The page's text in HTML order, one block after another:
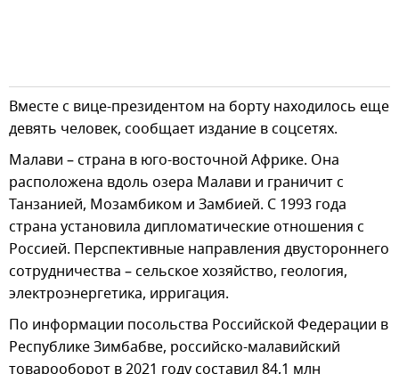
Вместе с вице-президентом на борту находилось еще
девять человек, сообщает издание в соцсетях.
Малави – страна в юго-восточной Африке. Она
расположена вдоль озера Малави и граничит с
Танзанией, Мозамбиком и Замбией. С 1993 года
страна установила дипломатические отношения с
Россией. Перспективные направления двустороннего
сотрудничества – сельское хозяйство, геология,
электроэнергетика, ирригация.
По информации посольства Российской Федерации в
Республике Зимбабве, российско-малавийский